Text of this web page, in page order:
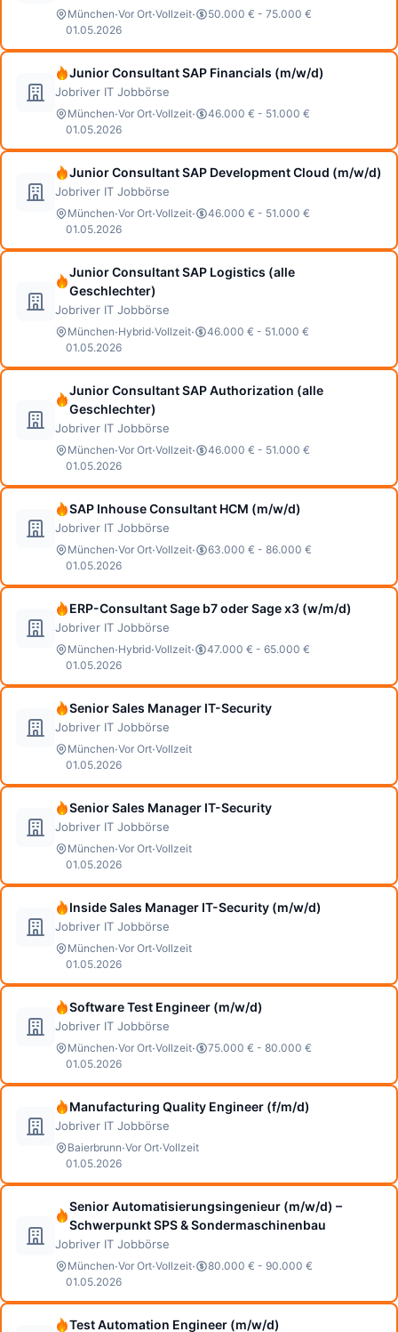
München·Vor Ort·Vollzeit·
50.000 € - 75.000 €
01.05.2026
Junior Consultant SAP Financials (m/w/d)
Jobriver IT Jobbörse
München·Vor Ort·Vollzeit·
46.000 € - 51.000 €
01.05.2026
Junior Consultant SAP Development Cloud (m/w/d)
Jobriver IT Jobbörse
München·Vor Ort·Vollzeit·
46.000 € - 51.000 €
01.05.2026
Junior Consultant SAP Logistics (alle
Geschlechter)
Jobriver IT Jobbörse
München·Hybrid·Vollzeit·
46.000 € - 51.000 €
01.05.2026
Junior Consultant SAP Authorization (alle
Geschlechter)
Jobriver IT Jobbörse
München·Vor Ort·Vollzeit·
46.000 € - 51.000 €
01.05.2026
SAP Inhouse Consultant HCM (m/w/d)
Jobriver IT Jobbörse
München·Vor Ort·Vollzeit·
63.000 € - 86.000 €
01.05.2026
ERP-Consultant Sage b7 oder Sage x3 (w/m/d)
Jobriver IT Jobbörse
München·Hybrid·Vollzeit·
47.000 € - 65.000 €
01.05.2026
Senior Sales Manager IT-Security
Jobriver IT Jobbörse
München·Vor Ort·Vollzeit
01.05.2026
Senior Sales Manager IT-Security
Jobriver IT Jobbörse
München·Vor Ort·Vollzeit
01.05.2026
Inside Sales Manager IT-Security (m/w/d)
Jobriver IT Jobbörse
München·Vor Ort·Vollzeit
01.05.2026
Software Test Engineer (m/w/d)
Jobriver IT Jobbörse
München·Vor Ort·Vollzeit·
75.000 € - 80.000 €
01.05.2026
Manufacturing Quality Engineer (f/m/d)
Jobriver IT Jobbörse
Baierbrunn·Vor Ort·Vollzeit
01.05.2026
Senior Automatisierungsingenieur (m/w/d) –
Schwerpunkt SPS & Sondermaschinenbau
Jobriver IT Jobbörse
München·Vor Ort·Vollzeit·
80.000 € - 90.000 €
01.05.2026
Test Automation Engineer (m/w/d)